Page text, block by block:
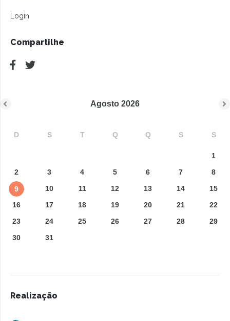
Login
Compartilhe
Agosto 2026
D S T Q Q S S
1
2
3 4 5 6 7 8
9 10 11 12 13 14
15
16
17 18 19 20 21
22
23
24 25 26 27 28
29
30
31
Realização